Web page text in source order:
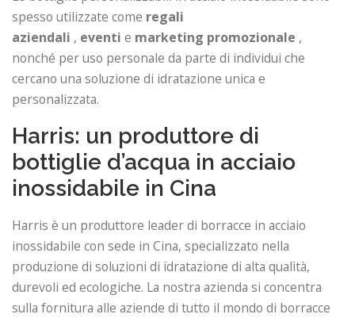
spesso utilizzate come regali
aziendali , eventi e marketing promozionale ,
nonché per uso personale da parte di individui che
cercano una soluzione di idratazione unica e
personalizzata.
Harris: un produttore di
bottiglie d’acqua in acciaio
inossidabile in Cina
Harris è un produttore leader di borracce in acciaio
inossidabile con sede in Cina, specializzato nella
produzione di soluzioni di idratazione di alta qualità,
durevoli ed ecologiche. La nostra azienda si concentra
sulla fornitura alle aziende di tutto il mondo di borracce